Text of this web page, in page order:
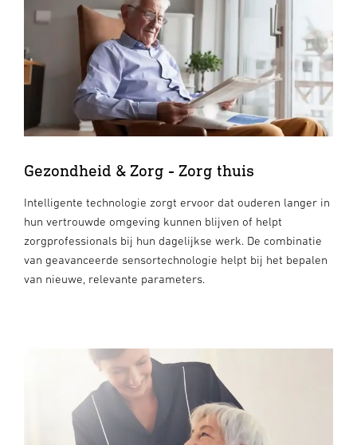
Gezondheid & Zorg - Zorg thuis
Intelligente technologie zorgt ervoor dat ouderen langer in
hun vertrouwde omgeving kunnen blijven of helpt
zorgprofessionals bij hun dagelijkse werk. De combinatie
van geavanceerde sensortechnologie helpt bij het bepalen
van nieuwe, relevante parameters.